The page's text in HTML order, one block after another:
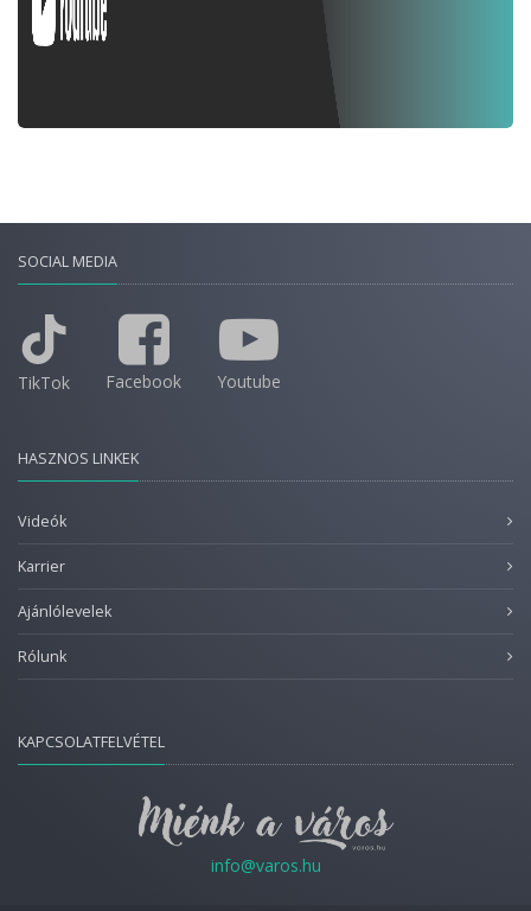
SOCIAL MEDIA
TikTok Facebook Youtube
HASZNOS LINKEK
Videók
Karrier
Ajánlólevelek
Rólunk
KAPCSOLATFELVÉTEL
info@varos.hu